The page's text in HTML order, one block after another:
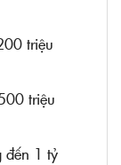
triệu
triệu
đến 1 tỷ